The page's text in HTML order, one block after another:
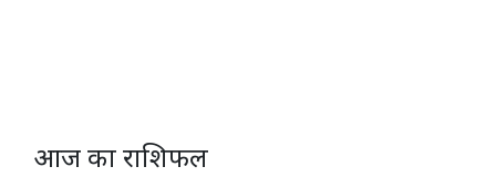
आज का राशिफल